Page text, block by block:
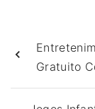
Gratuito